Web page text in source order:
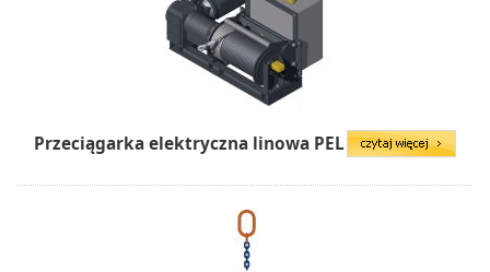
Przeciągarka elektryczna linowa PEL